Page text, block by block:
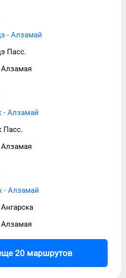
- Алзамай
Пасс.
- Алзамай
Пасс.
- Алзамай
20 маршрутов